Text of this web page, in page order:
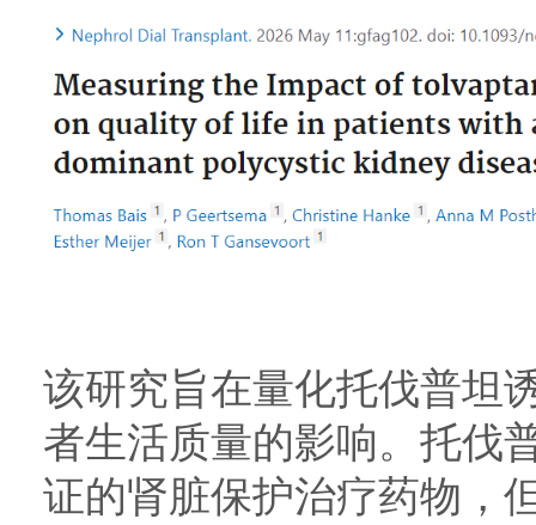
该研究旨在量化托伐普坦
者生活质量的影响。托伐
证的肾脏保护治疗药物，